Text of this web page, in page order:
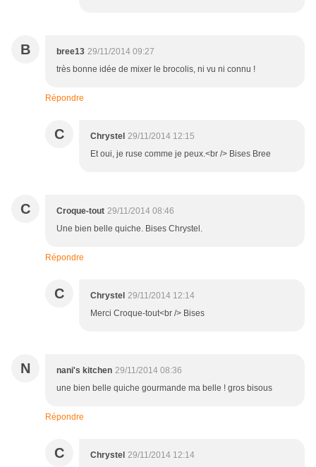
B bree13 29/11/2014 09:27
très bonne idée de mixer le brocolis, ni vu ni connu !
Répondre
C Chrystel 29/11/2014 12:15
Et oui, je ruse comme je peux.<br /> Bises Bree
C Croque-tout 29/11/2014 08:46
Une bien belle quiche. Bises Chrystel.
Répondre
C Chrystel 29/11/2014 12:14
Merci Croque-tout<br /> Bises
N nani's kitchen 29/11/2014 08:36
une bien belle quiche gourmande ma belle ! gros bisous
Répondre
C Chrystel 29/11/2014 12:14